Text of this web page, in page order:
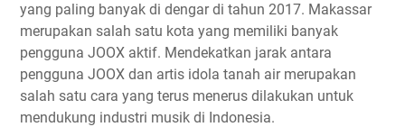
yang paling banyak di dengar di tahun 2017. Makassar
merupakan salah satu kota yang memiliki banyak
pengguna JOOX aktif. Mendekatkan jarak antara
pengguna JOOX dan artis idola tanah air merupakan
salah satu cara yang terus menerus dilakukan untuk
mendukung industri musik di Indonesia.